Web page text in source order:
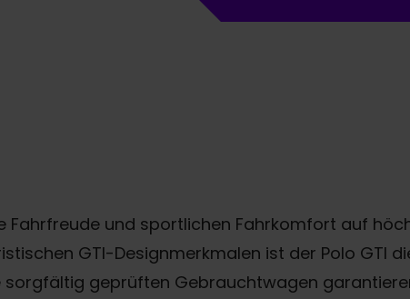
Fahrfreude und sportlichen Fahrkomfort auf
GTI-Designmerkmalen ist der Polo GTI
sorgfältig geprüften Gebrauchtwagen